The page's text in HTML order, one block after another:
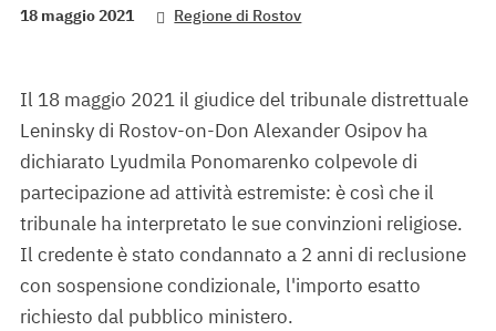
18 maggio 2021 Regione di Rostov
Il 18 maggio 2021 il giudice del tribunale distrettuale
Leninsky di Rostov-on-Don Alexander Osipov ha
dichiarato Lyudmila Ponomarenko colpevole di
partecipazione ad attività estremiste: è così che il
tribunale ha interpretato le sue convinzioni religiose.
Il credente è stato condannato a 2 anni di reclusione
con sospensione condizionale, l'importo esatto
richiesto dal pubblico ministero.